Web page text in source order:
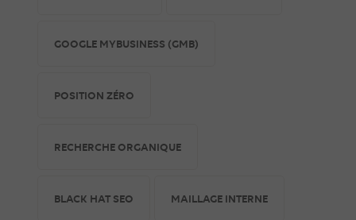
GOOGLE MYBUSINESS (GMB)
POSITION ZÉRO
RECHERCHE ORGANIQUE
BLACK HAT SEO MAILLAGE INTERNE